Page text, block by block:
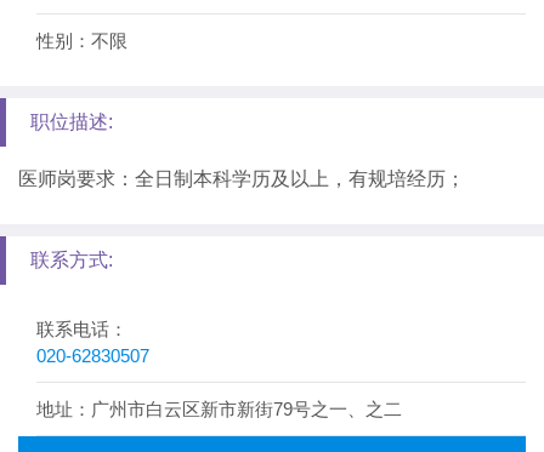
性别：不限
职位描述:
医师岗要求：全日制本科学历及以上，有规培经历；
联系方式:
联系电话：
020-62830507
地址：广州市白云区新市新街79号之一、之二